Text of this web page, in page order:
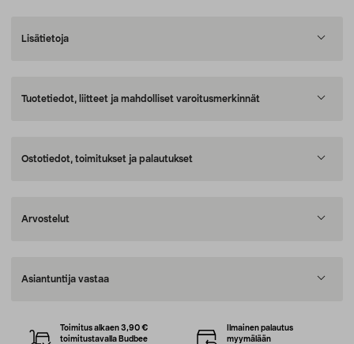
Lisätietoja
Tuotetiedot, liitteet ja mahdolliset varoitusmerkinnät
Ostotiedot, toimitukset ja palautukset
Arvostelut
Asiantuntija vastaa
Toimitus alkaen 3,90 €
toimitustavalla Budbee
Ilmainen palautus
myymälään